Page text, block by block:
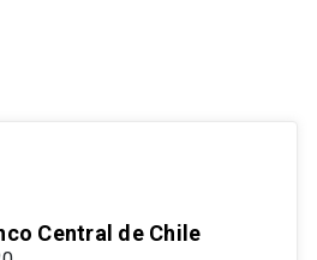
Central de Chile